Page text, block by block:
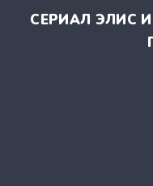
СЕРИАЛ ЭЛИС И